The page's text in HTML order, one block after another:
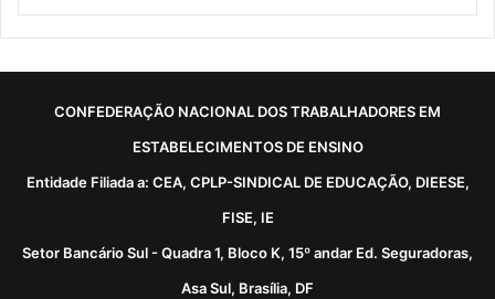
CONFEDERAÇÃO NACIONAL DOS TRABALHADORES EM
ESTABELECIMENTOS DE ENSINO
Entidade Filiada a: CEA, CPLP-SINDICAL DE EDUCAÇÃO, DIEESE,
FISE, IE
Setor Bancário Sul - Quadra 1, Bloco K, 15º andar Ed. Seguradoras,
Asa Sul, Brasília, DF